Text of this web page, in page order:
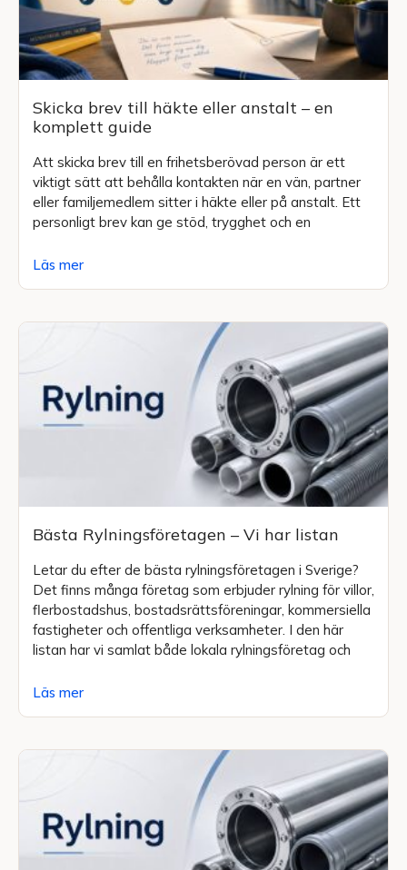
Skicka brev till häkte eller anstalt – en
komplett guide
Att skicka brev till en frihetsberövad person är ett
viktigt sätt att behålla kontakten när en vän, partner
eller familjemedlem sitter i häkte eller på anstalt. Ett
personligt brev kan ge stöd, trygghet och en
Läs mer
Bästa Rylningsföretagen – Vi har listan
Letar du efter de bästa rylningsföretagen i Sverige?
Det finns många företag som erbjuder rylning för villor,
flerbostadshus, bostadsrättsföreningar, kommersiella
fastigheter och offentliga verksamheter. I den här
listan har vi samlat både lokala rylningsföretag och
Läs mer